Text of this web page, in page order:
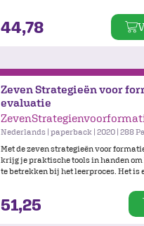
44,78
Zeven Strategieën voor
evaluatie
Nederlands | paperback | 2020 | 288
Met de zeven strategieën voor
krijg je praktische tools in handen
te betrekken bij het leerproces. Het is
leerling begeleidt, steeds meer regie
doelen en mijlpalen leidend zijn.
51,25